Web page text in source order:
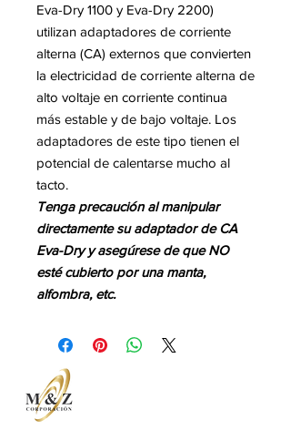
Eva-Dry 1100 y Eva-Dry 2200)
utilizan adaptadores de corriente
alterna (CA) externos que convierten
la electricidad de corriente alterna de
alto voltaje en corriente continua
más estable y de bajo voltaje. Los
adaptadores de este tipo tienen el
potencial de calentarse mucho al
tacto.
Tenga precaución al manipular
directamente su adaptador de CA
Eva-Dry y asegúrese de que NO
esté cubierto por una manta,
alfombra, etc.